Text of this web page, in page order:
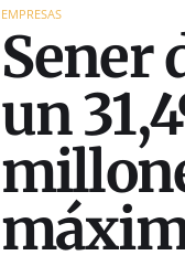
EMPRESAS
Sener
un